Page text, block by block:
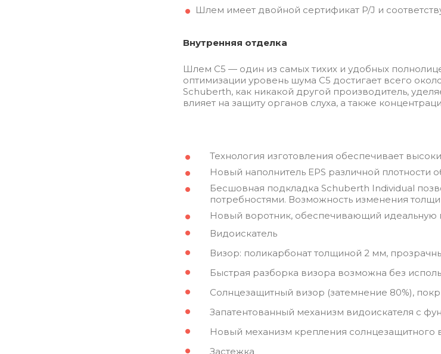
Шлем имеет двойной сертификат P/J и
Внутренняя отделка
Шлем C5 — один из самых тихих и удобных
оптимизации уровень шума C5 достигает всего
Schuberth, как никакой другой производитель,
влияет на защиту органов слуха, а также
Технология изготовления обеспечивает
Новый наполнитель EPS различной плотности
Бесшовная подкладка Schuberth Individual
потребностями. Возможность изменения
Новый воротник, обеспечивающий идеальную
Видоискатель
Визор: поликарбонат толщиной 2 мм,
Быстрая разборка визора возможна без
Солнцезащитный визор (затемнение 80%),
Запатентованный механизм видоискателя с
Новый механизм крепления солнцезащитного
Застежка